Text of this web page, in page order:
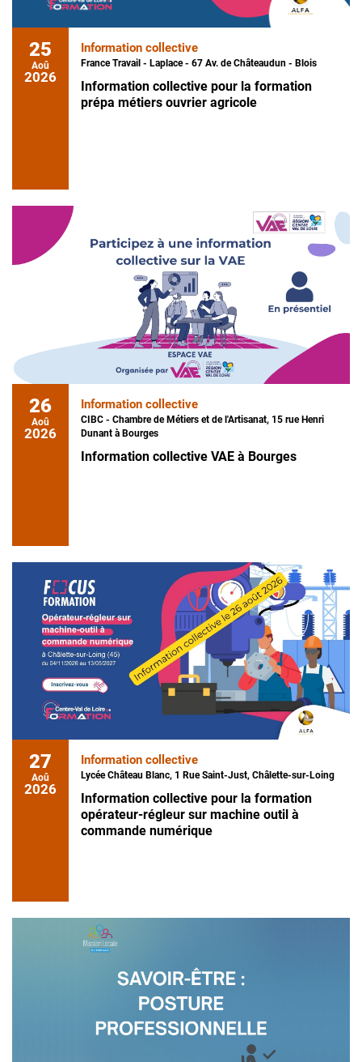
25
Aoû
2026
Information collective
France Travail - Laplace - 67 Av. de Châteaudun - Blois
Information collective pour la formation
prépa métiers ouvrier agricole
26
Aoû
2026
Information collective
CIBC - Chambre de Métiers et de l'Artisanat, 15 rue Henri
Dunant à Bourges
Information collective VAE à Bourges
27
Aoû
2026
Information collective
Lycée Château Blanc, 1 Rue Saint-Just, Châlette-sur-Loing
Information collective pour la formation
opérateur-régleur sur machine outil à
commande numérique